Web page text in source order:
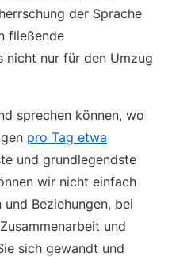
der Sprache
fließende
nicht nur für den Umzug
sprechen können, wo
pro Tag etwa
und grundlegendste
wir nicht einfach
Beziehungen, bei
und
sich gewandt und